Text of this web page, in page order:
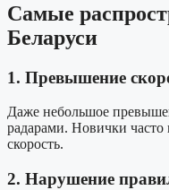
Самые
Беларуси
1. Превышение
Даже небольшое
радарами. Новички часто
скорость.
2. Нарушение